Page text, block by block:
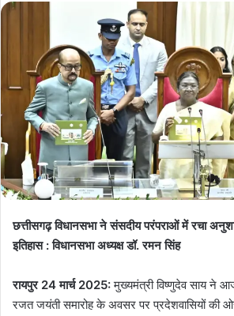
छत्तीसगढ़ विधानसभा ने संसदीय परंपराओं में रचा
इतिहास : विधानसभा अध्यक्ष डॉ. रमन सिंह
रायपुर 24 मार्च 2025:मुख्यमंत्री विष्णुदेव साय ने
रजत जयंती समारोह के अवसर पर प्रदेशवासियों की